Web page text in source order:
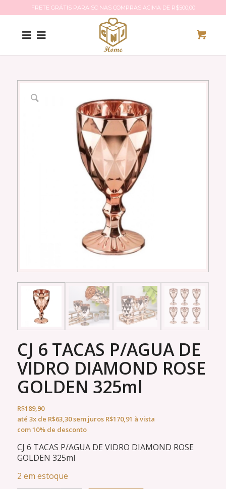
FRETE GRÁTIS PARA SC NAS COMPRAS ACIMA DE R$500,00
CJ 6 TACAS P/AGUA DE
VIDRO DIAMOND ROSE
GOLDEN 325ml
R$189,90
até 3xde R$63,30sem juros R$170,91 à vista
com 10% de desconto
CJ 6 TACAS P/AGUA DE VIDRO DIAMOND ROSE
GOLDEN 325ml
2 em estoque